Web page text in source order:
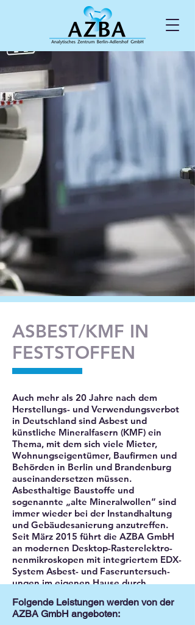
Auch mehr als 20 Jahre nach dem
Herstellungs- und Verwendungsverbot
in Deutschland sind Asbest und
künstliche Mineralfasern (KMF) ein
Thema, mit dem sich viele Mieter,
Wohnungseigentümer, Baufirmen und
Behörden in Berlin und Brandenburg
auseinandersetzen müssen.
Asbesthaltige Baustoffe und
sogenannte „alte Mineralwollen“ sind
immer wieder bei der Instandhaltung
und Gebäudesanierung anzutreffen.
Seit März 2015 führt die AZBA GmbH
an modernen Desktop-Rasterelektro-
nenmikroskopen mit integriertem EDX-
System Asbest- und Faseruntersuch-
ungen im eigenen Hause durch.
ASBEST/KMF IN
FESTSTOFFEN
Folgende Leistungen werden von der
AZBA GmbH angeboten: